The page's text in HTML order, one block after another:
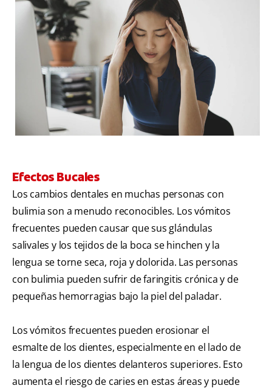
CORRESPONDENCIA DE PRODUCTOS
PARA PROFESIONALES
SUSCRÍBASE
Efectos Bucales
Los cambios dentales en muchas personas con
bulimia son a menudo reconocibles. Los vómitos
frecuentes pueden causar que sus glándulas
salivales y los tejidos de la boca se hinchen y la
lengua se torne seca, roja y dolorida. Las personas
con bulimia pueden sufrir de faringitis crónica y de
pequeñas hemorragias bajo la piel del paladar.
Los vómitos frecuentes pueden erosionar el
esmalte de los dientes, especialmente en el lado de
la lengua de los dientes delanteros superiores. Esto
aumenta el riesgo de caries en estas áreas y puede